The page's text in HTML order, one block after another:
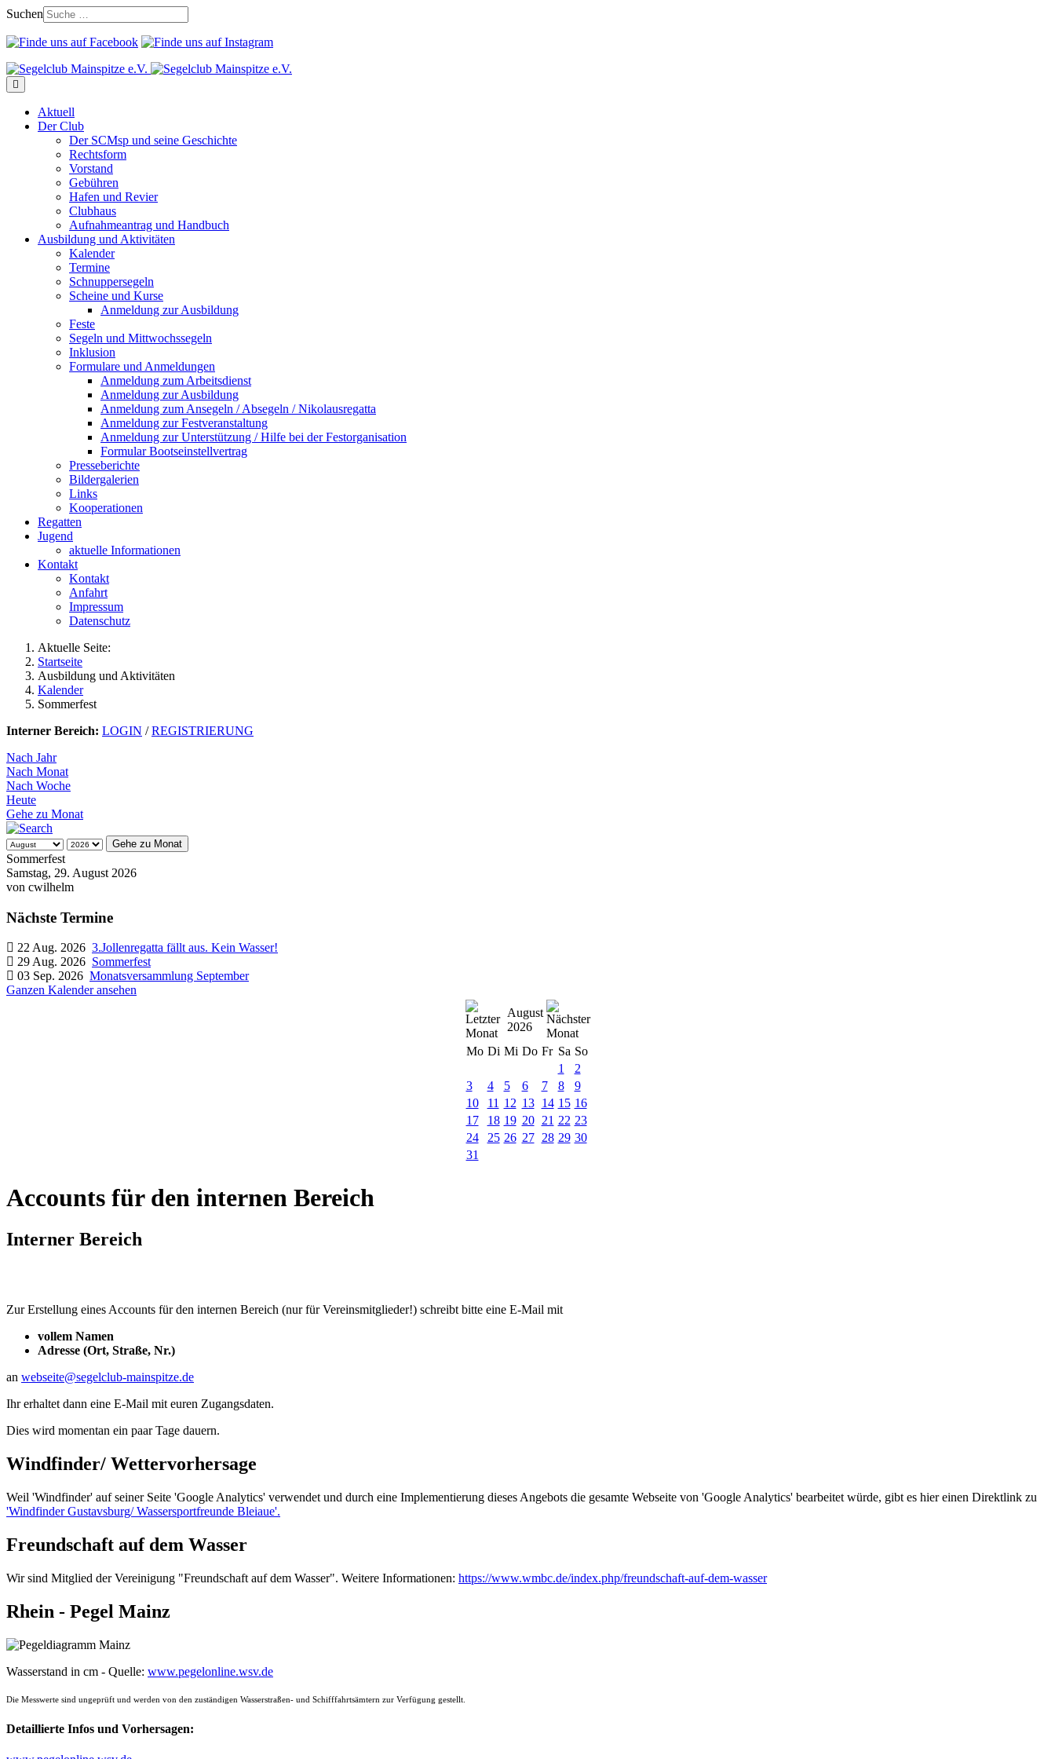
Suchen
Aktuell
Der Club
Der SCMsp und seine Geschichte
Rechtsform
Vorstand
Gebühren
Hafen und Revier
Clubhaus
Aufnahmeantrag und Handbuch
Ausbildung und Aktivitäten
Kalender
Termine
Schnuppersegeln
Scheine und Kurse
Anmeldung zur Ausbildung
Feste
Segeln und Mittwochssegeln
Inklusion
Formulare und Anmeldungen
Anmeldung zum Arbeitsdienst
Anmeldung zur Ausbildung
Anmeldung zum Ansegeln / Absegeln / Nikolausregatta
Anmeldung zur Festveranstaltung
Anmeldung zur Unterstützung / Hilfe bei der Festorganisation
Formular Bootseinstellvertrag
Presseberichte
Bildergalerien
Links
Kooperationen
Regatten
Jugend
aktuelle Informationen
Kontakt
Kontakt
Anfahrt
Impressum
Datenschutz
Aktuelle Seite:
Startseite
Ausbildung und Aktivitäten
Kalender
Sommerfest
Interner Bereich: LOGIN /REGISTRIERUNG
Nach Jahr
Nach Monat
Nach Woche
Heute
Gehe zu Monat
Gehe zu Monat
Sommerfest
Samstag, 29. August 2026
von cwilhelm
Nächste Termine
22 Aug. 2026 3.Jollenregatta fällt aus. Kein Wasser!
29 Aug. 2026 Sommerfest
03 Sep. 2026 Monatsversammlung September
Ganzen Kalender ansehen
August
2026
Mo Di Mi Do Fr Sa So
1
2
3
4 5 6 7 8
9
10
11 12 13 14 15 16
17
18 19 20 21 22 23
24
25 26 27 28 29 30
31
Accounts für den internen Bereich
Interner Bereich
Zur Erstellung eines Accounts für den internen Bereich (nur für Vereinsmitglieder!) schreibt bitte eine E-Mail mit
vollem Namen
Adresse (Ort, Straße, Nr.)
an webseite@segelclub-mainspitze.de
Ihr erhaltet dann eine E-Mail mit euren Zugangsdaten.
Dies wird momentan ein paar Tage dauern.
Windfinder/ Wettervorhersage
Weil 'Windfinder' auf seiner Seite 'Google Analytics' verwendet und durch eine Implementierung dieses Angebots die gesamte Webseite von 'Google Analytics' bearbeitet würde, gibt es hier einen Direktlink zu
'Windfinder Gustavsburg/ Wassersportfreunde Bleiaue'.
Freundschaft auf dem Wasser
Wir sind Mitglied der Vereinigung "Freundschaft auf dem Wasser". Weitere Informationen: https://www.wmbc.de/index.php/freundschaft-auf-dem-wasser
Rhein - Pegel Mainz
Wasserstand in cm - Quelle: www.pegelonline.wsv.de
Die Messwerte sind ungeprüft und werden von den zuständigen Wasserstraßen- und Schifffahrtsämtern zur Verfügung gestellt.
Detaillierte Infos und Vorhersagen: